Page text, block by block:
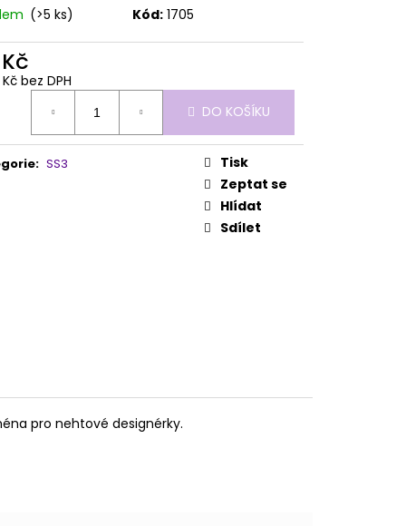
(>5 ks) Kód: 1705
bez DPH
DO KOŠÍKU
: SS3
Tisk
Zeptat se
Hlídat
Sdílet
pro nehtové designérky.